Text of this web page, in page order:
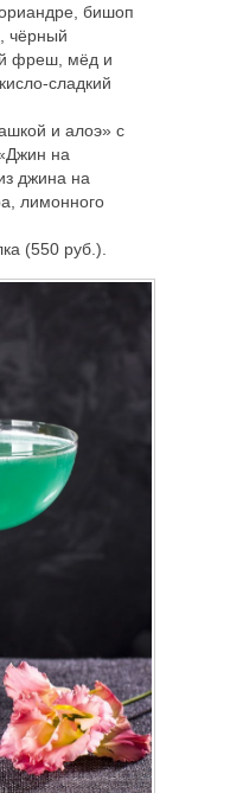
бишоп
чёрный
фреш, мёд и
сладкий
и алоэ» с
на
джина на
лимонного
(550 руб.).